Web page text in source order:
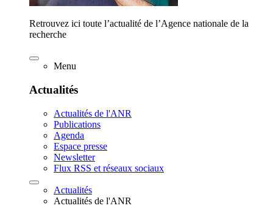
Retrouvez ici toute l’actualité de l’Agence nationale de la
recherche
Menu
Actualités
Actualités de l'ANR
Publications
Agenda
Espace presse
Newsletter
Flux RSS et réseaux sociaux
Actualités
Actualités de l'ANR